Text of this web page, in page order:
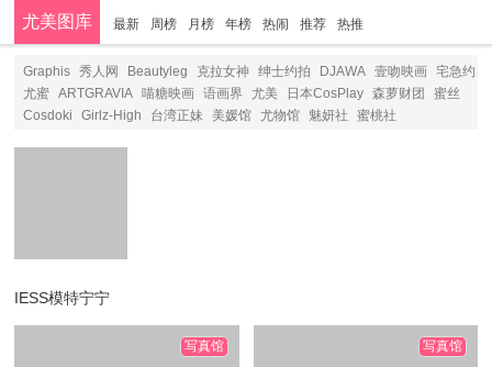
尤美图库 最新 周榜 月榜 年榜 热闹 推荐 热推
分类
Graphis 秀人网 Beautyleg 克拉女神 绅士约拍 DJAWA 壹吻映画
宅急约
尤蜜
ARTGRAVIA 喵糖映画 语画界 尤美 日本CosPlay 森萝财团
蜜丝
Cosdoki
Girlz-High 台湾正妹 美媛馆 尤物馆 魅妍社 蜜桃社
IESS模特宁宁
写真馆 写真馆